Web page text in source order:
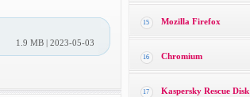
1.9 MB | 2023-05-03
15 Mozilla Firefox
16 Chromium
17 Kaspersky Rescue Disk